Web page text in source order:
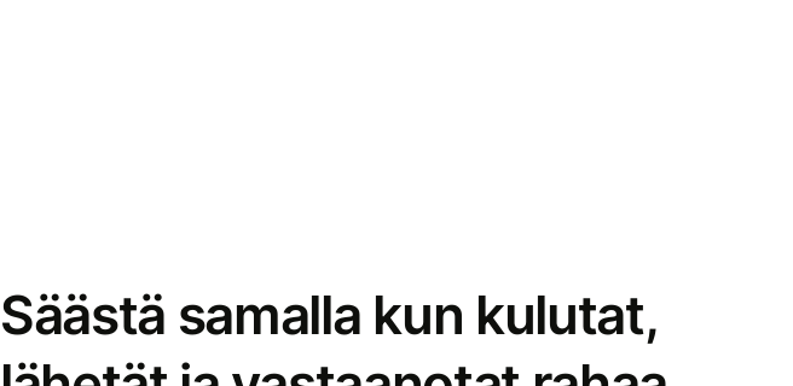
Säästä samalla kun kulutat,